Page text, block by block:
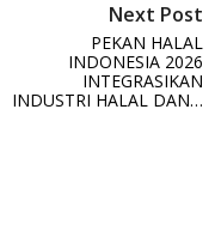
Next Post
PEKAN HALAL
INDONESIA 2026
INTEGRASIKAN
INDUSTRI HALAL DAN…